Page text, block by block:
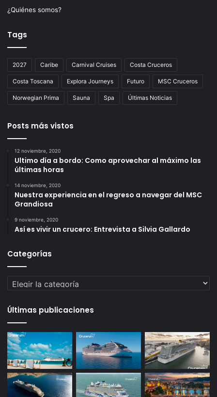
¿Quiénes somos?
Tags
2027 Caribe Carnival Cruises Costa Cruceros
Costa Toscana Explora Journeys Futuro MSC Cruceros
Norwegian Prima Sauna Spa Últimas Noticias
Posts más vistos
12 noviembre, 2020
Ultimo día a bordo: Como aprovechar al máximo las
últimas horas
14 noviembre, 2020
Nuestra experiencia en el regreso a navegar del MSC
Grandiosa
9 noviembre, 2020
Así es vivir un crucero: Entrevista a Silvia Gallardo
Categorías
Categorías
Últimas publicaciones